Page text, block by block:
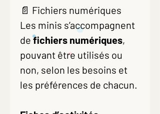
📄 Fichiers numériques
Les minis s’accompagnent
defichiers numériques,
pouvant être utilisés ou
non, selon les besoins et
les préférences de chacun.